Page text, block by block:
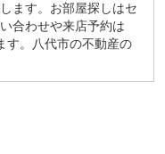
ます。お部屋探しはセ
合わせや来店予約は
す。八代市の不動産の